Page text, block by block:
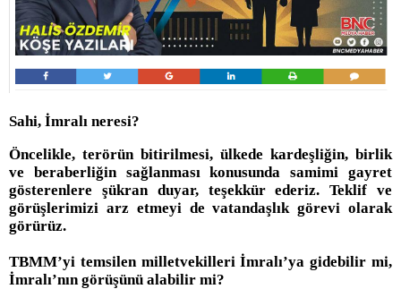
Sahi, İmralı neresi?
Öncelikle, terörün bitirilmesi, ülkede kardeşliğin, birlik
ve beraberliğin sağlanması konusunda samimi gayret
gösterenlere şükran duyar, teşekkür ederiz. Teklif ve
görüşlerimizi arz etmeyi de vatandaşlık görevi olarak
görürüz.
TBMM’yi temsilen milletvekilleri İmralı’ya gidebilir mi,
İmralı’nın görüşünü alabilir mi?